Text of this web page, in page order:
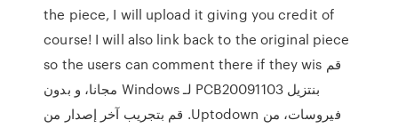
the piece, I will upload it giving you credit of
course! I will also link back to the original piece
so the users can comment there if they wis ‫قم
بنتزيل PCB20091103 لـ Windows مجانا، و بدون
فيروسات، من Uptodown. قم بتجريب آخر إصدار من